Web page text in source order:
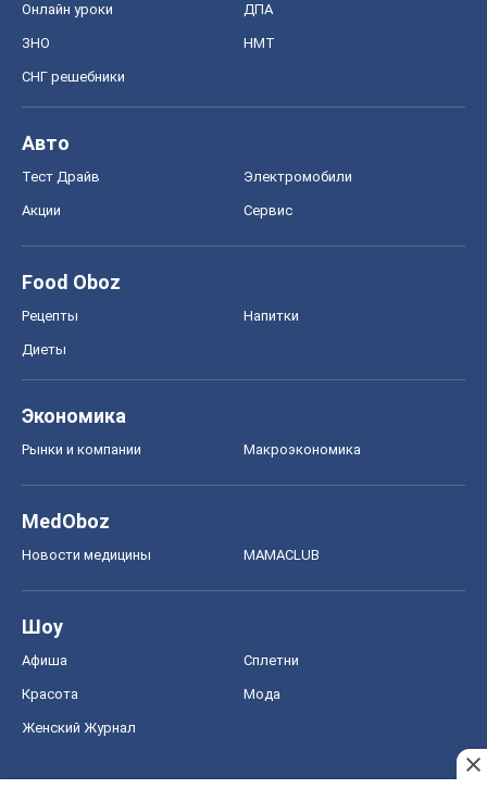
Онлайн уроки ДПА
ЗНО НМТ
СНГ решебники
Авто
Тест Драйв Электромобили
Акции Сервис
Food Oboz
Рецепты Напитки
Диеты
Экономика
Рынки и компании Mакроэкономика
MedOboz
Новости медицины MAMACLUB
Шоу
Афиша Сплетни
Красота Мода
Женский Журнал